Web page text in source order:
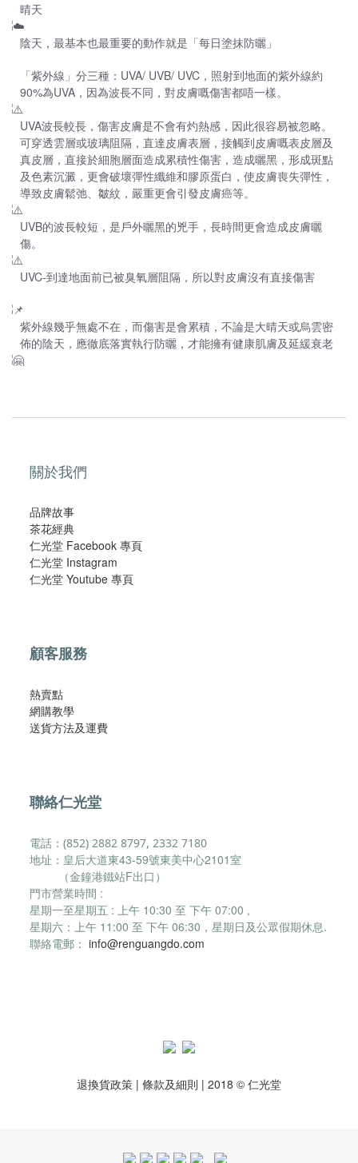
晴天
陰天，最基本也最重要的動作就是「每日塗抹防曬」
「紫外線」分三種：UVA/ UVB/ UVC，照射到地面的紫外線約
90%為UVA，因為波長不同，對皮膚嘅傷害都唔一樣。
UVA波長較長，傷害皮膚是不會有灼熱感，因此很容易被忽略。
可穿透雲層或玻璃阻隔，直達皮膚表層，接觸到皮膚嘅表皮層及
真皮層，直接於細胞層面造成累積性傷害，造成曬黑，形成斑點
及色素沉澱，更會破壞彈性纖維和膠原蛋白，使皮膚喪失彈性，
導致皮膚鬆弛、皺紋，嚴重更會引發皮膚癌等。
UVB的波長較短，是戶外曬黑的兇手，長時間更會造成皮膚曬
傷。
UVC-到達地面前已被臭氧層阻隔，所以對皮膚沒有直接傷害
紫外線幾乎無處不在，而傷害是會累積，不論是大晴天或烏雲密
佈的陰天，應徹底落實執行防曬，才能擁有健康肌膚及延緩衰老
關於我們
品牌故事
茶花經典
仁光堂 Facebook 專頁
仁光堂 Instagram
仁光堂 Youtube 專頁
顧客服務
熱賣點
網購教學
​送貨方法及運費​
聯絡仁光堂
電話：(852) 2882 8797, 2332 7180
地址：皇后大道東43-59號東美中心2101室
（金鐘港鐵站F出口）
門市營業時間 :
星期一至星期五 : 上午 10:30 至 下午 07:00 ,
星期六： 上午 11:00 至 下午 06:30， 星期日及公眾假期休息.
聯絡電郵： info@renguangdo.com
退換貨政策 | 條款及細則 | 2018 © 仁光堂